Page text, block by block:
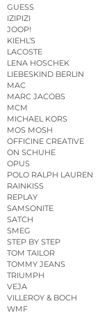
GUESS
IZIPIZI
JOOP!
KIEHL’S
LACOSTE
LENA HOSCHEK
LIEBESKIND BERLIN
MAC
MARC JACOBS
MCM
MICHAEL KORS
MOS MOSH
OFFICINE CREATIVE
ON SCHUHE
OPUS
POLO RALPH LAUREN
RAINKISS
REPLAY
SAMSONITE
SATCH
SMEG
STEP BY STEP
TOM TAILOR
TOMMY JEANS
TRIUMPH
VEJA
VILLEROY & BOCH
WMF